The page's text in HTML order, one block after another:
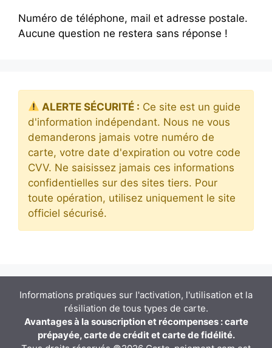
Numéro de téléphone, mail et adresse postale.
Aucune question ne restera sans réponse !
ALERTE SÉCURITÉ : Ce site est un guide
d'information indépendant. Nous ne vous
demanderons jamais votre numéro de
carte, votre date d'expiration ou votre code
CVV. Ne saisissez jamais ces informations
confidentielles sur des sites tiers. Pour
toute opération, utilisez uniquement le site
officiel sécurisé.
Informations pratiques sur l'activation, l'utilisation et la
résiliation de tous types de carte.
Avantages à la souscription et récompenses : carte
prépayée, carte de crédit et carte de fidélité.